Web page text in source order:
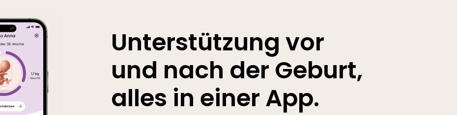
Unterstützung vor
und nach der Geburt,
alles in einer App.